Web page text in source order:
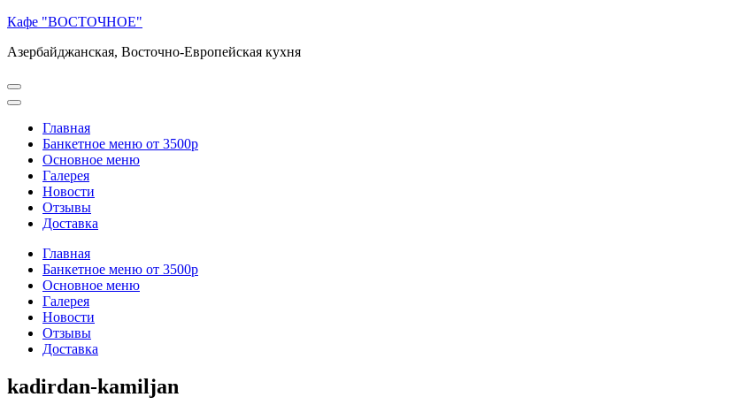
Перейти
содержимому
Enter)
Кафе "ВОСТОЧНОЕ"
Азербайджанская, Восточно-Европейская кухня
Главная
Банкетное меню от 3500р
Основное меню
Галерея
Новости
Отзывы
Доставка
Главная
Банкетное меню от 3500р
Основное меню
Галерея
Новости
Отзывы
Доставка
kadirdan-kamiljan